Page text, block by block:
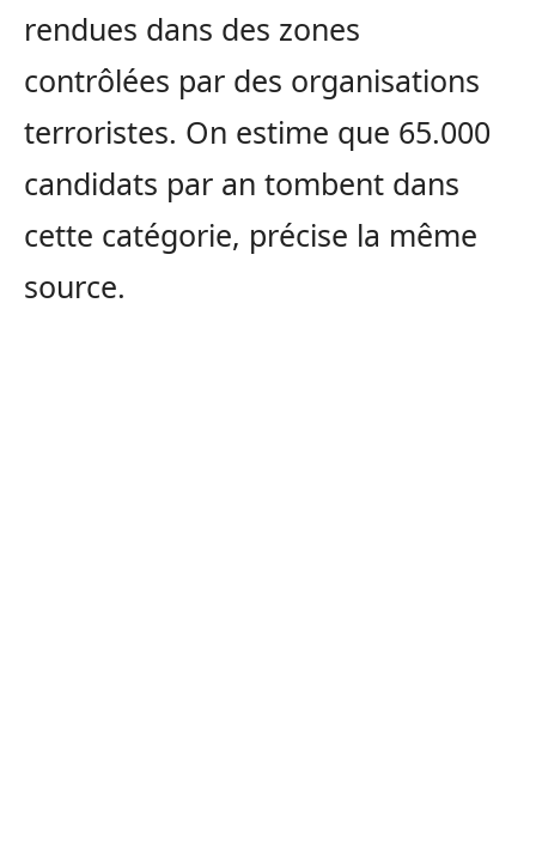
rendues dans des zones
contrôlées par des organisations
terroristes. On estime que 65.000
candidats par an tombent dans
cette catégorie, précise la même
source.